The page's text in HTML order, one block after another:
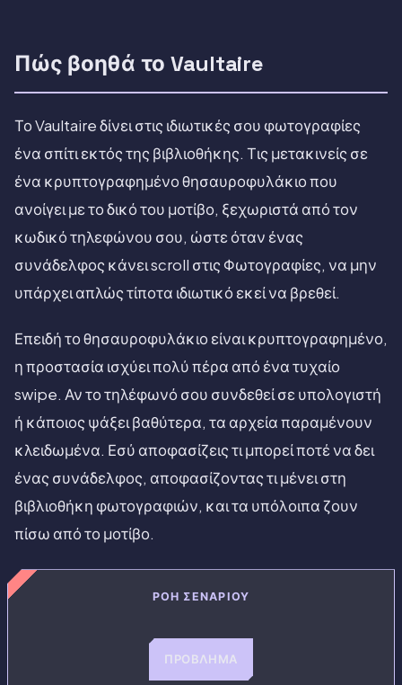
Πώς βοηθά το Vaultaire
Το Vaultaire δίνει στις ιδιωτικές σου φωτογραφίες
ένα σπίτι εκτός της βιβλιοθήκης. Τις μετακινείς σε
ένα κρυπτογραφημένο θησαυροφυλάκιο που
ανοίγει με το δικό του μοτίβο, ξεχωριστά από τον
κωδικό τηλεφώνου σου, ώστε όταν ένας
συνάδελφος κάνει scroll στις Φωτογραφίες, να μην
υπάρχει απλώς τίποτα ιδιωτικό εκεί να βρεθεί.
Επειδή το θησαυροφυλάκιο είναι κρυπτογραφημένο,
η προστασία ισχύει πολύ πέρα από ένα τυχαίο
swipe. Αν το τηλέφωνό σου συνδεθεί σε υπολογιστή
ή κάποιος ψάξει βαθύτερα, τα αρχεία παραμένουν
κλειδωμένα. Εσύ αποφασίζεις τι μπορεί ποτέ να δει
ένας συνάδελφος, αποφασίζοντας τι μένει στη
βιβλιοθήκη φωτογραφιών, και τα υπόλοιπα ζουν
πίσω από το μοτίβο.
ΡΟΉ ΣΕΝΑΡΊΟΥ
ΠΡΌΒΛΗΜΑ